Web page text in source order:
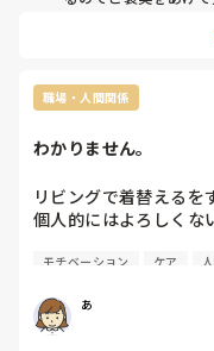
仕事に対しての意識が
aスタッフさんは80歳
のケアの方法などはお
いで人任せ。
時間内に終わらせるよ
メンタル最近絶不調な
めましょうよ。役立
すし、ましてや80代
職場・人間関係
わかりません。
リビングで着替えるを
個人的にはよろしくな
ミーティングでも話
自分が逆の立場だった
モチベーション ケア
あ